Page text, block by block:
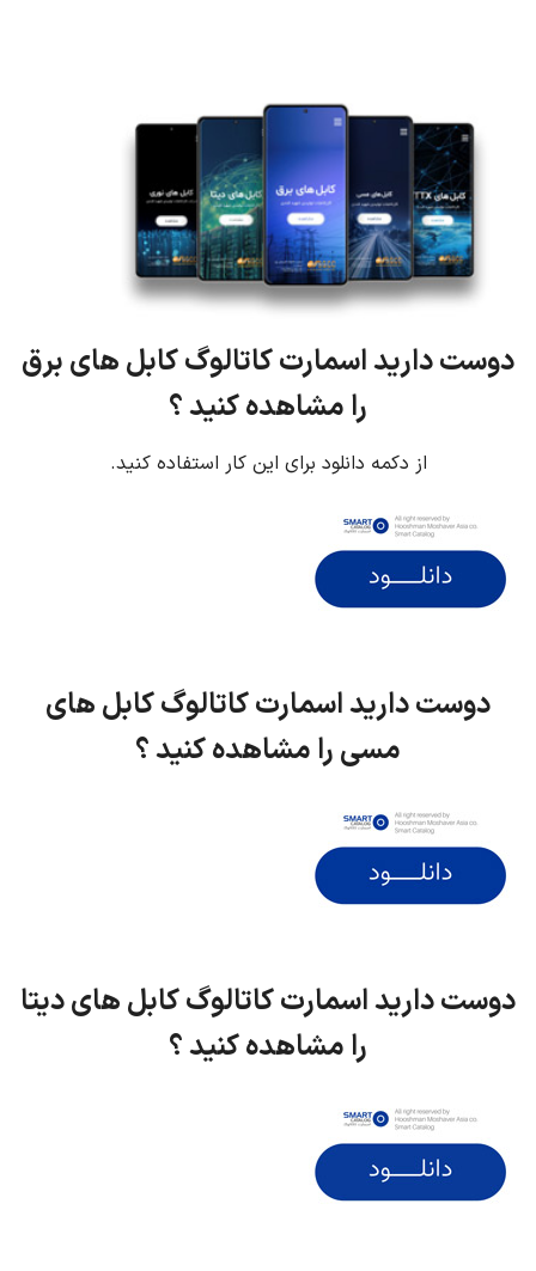
دوست دارید اسمارت کاتالوگ کابل های برق
را مشاهده کنید ؟
از دکمه دانلود برای این کار استفاده کنید.
دوست دارید اسمارت کاتالوگ کابل های
مسی را مشاهده کنید ؟
دوست دارید اسمارت کاتالوگ کابل های دیتا
را مشاهده کنید ؟